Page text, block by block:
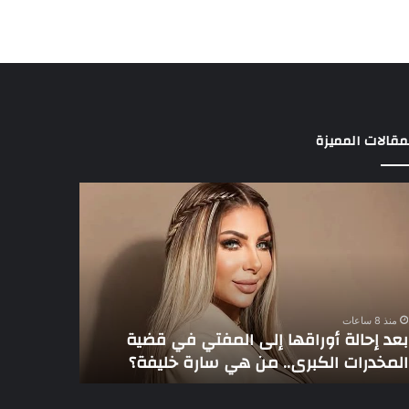
المميزة
منذ 8 ساعات
بعد إحالة أوراقها إلى المفتي في قضية
المخدرات الكبرى.. من هي سارة خليفة؟